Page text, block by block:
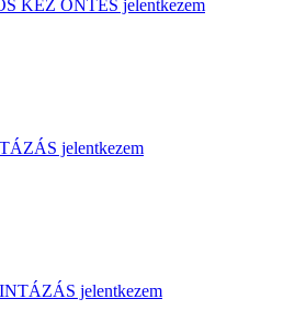
KÉZ ÖNTÉS jelentkezem
jelentkezem
jelentkezem